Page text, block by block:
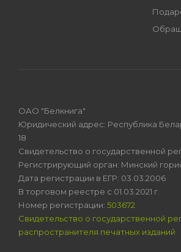
ОАО "Белкнига"
Юридический адрес: Республика
18
Свидетельство о государственной
Регистрирующий орган: Минский
Дата регистрации в ЕГР: 03.03.2006
В торговом реестре с 01.03.2021 г.
Номер регистрации: 503672
Свидетельство о государственной
распространителя печатных изданий